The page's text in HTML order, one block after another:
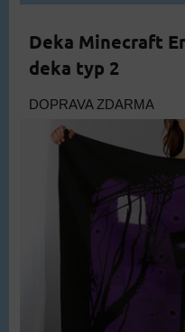
Deka Minecraft
deka typ 2
DOPRAVA ZDARMA